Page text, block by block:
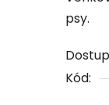
psy.
Kód: